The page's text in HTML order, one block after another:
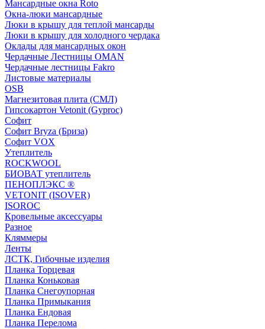
Мансардные окна Roto
Окна-люки мансардные
Люки в крышу для теплой мансарды
Люки в крышу для холодного чердака
Оклады для мансардных окон
Чердачные Лестницы OMAN
Чердачные лестницы Fakro
Листовые материалы
OSB
Магнезитовая плита (СМЛ)
Гипсокартон Vetonit (Gyproc)
Софит
Софит Bryza (Бриза)
Софит VOX
Утеплитель
ROCKWOOL
БИОВАТ утеплитель
ПЕНОПЛЭКС ®
VETONIT (ISOVER)
ISOROC
Кровельные аксессуары
Разное
Кляммеры
Ленты
ЛСТК, Гибочные изделия
Планка Торцевая
Планка Коньковая
Планка Снегоупорная
Планка Примыкания
Планка Ендовая
Планка Перелома